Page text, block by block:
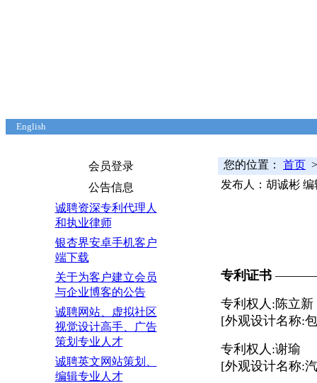
English
会员登录
公告信息
诚聘资深专利代理人
和执业律师
银杏界安卓手机客户
端下载
关于为客户建立会员
与企业博客的公告
诚聘网站、虚拟社区
视觉设计高手、广告
策划专业人才
诚聘英文网站策划、
编辑专业人才
您的位置： 首页
发布人：胡诚彬
专利证书
专利权人:陈立新
[外观设计名称:
专利权人:谢瑜
[外观设计名称: